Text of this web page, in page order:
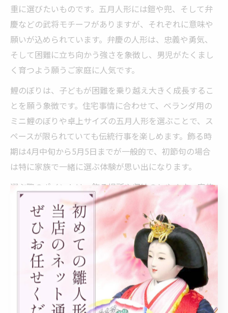
重に選びたいものです。五月人形には鎧や兜、そして弁
慶などの武将モチーフがありますが、それぞれに意味や
願いが込められています。弁慶の人形は、忠義や勇気、
そして困難に立ち向かう強さを象徴し、男児がたくまし
く育つよう願うご家庭に人気です。
鯉のぼりは、子どもが困難を乗り越え大きく成長するこ
とを願う象徴です。住宅事情に合わせて、ベランダ用の
ミニ鯉のぼりや卓上サイズの五月人形を選ぶことで、ス
ペースが限られていても伝統行事を楽しめます。飾る時
期は4月中旬から5月5日までが一般的で、初節句の場合
は特に家族で一緒に選ぶ体験が思い出になります。
選ぶ際のポイントは、飾る場所や収納のしやすさ、家族
の希望するモチーフや色合いを考慮することです。最近
はセット商品も多く、鯉のぼりと五月人形を一緒に飾れ
るものも人気があります。ご家庭の事情や願いに合った
ものを選びましょう。
鎧兜を飾る意味と鯉のぼりセットの活用ポイント
鎧兜は、端午の節句において子どもを災いから守り、無